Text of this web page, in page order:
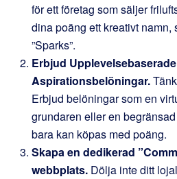
för ett företag som säljer
dina poäng ett kreativt namn,
”Sparks”.
Erbjud
Aspirationsbelöningar.
Erbjud belöningar som en
grundaren eller en
bara kan köpas med poäng.
Skapa en dedikerad
webbplats. Dölja inte ditt